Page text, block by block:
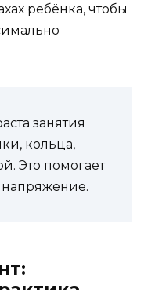
ребёнка, чтобы
занятия
кольца,
Это помогает
напряжение.